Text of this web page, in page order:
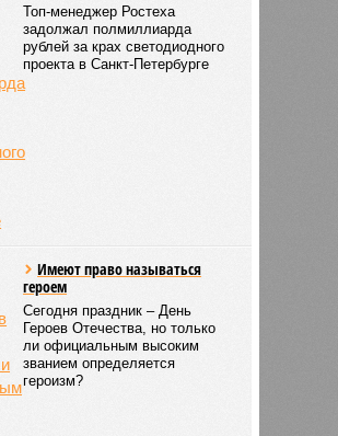
Топ-менеджер Ростеха
задолжал полмиллиарда
рублей за крах светодиодного
проекта в Санкт-Петербурге
Имеют право называться
героем
Сегодня праздник – День
Героев Отечества, но только
ли официальным высоким
званием определяется
героизм?